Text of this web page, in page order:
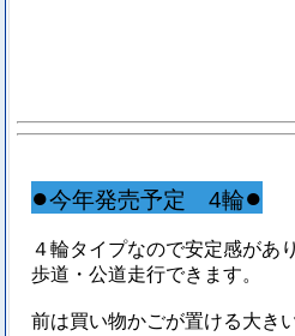
●今年発売予定 4輪●
４輪タイプなので安定感があ
歩道・公道走行できます。
前は買い物かごが置ける大き